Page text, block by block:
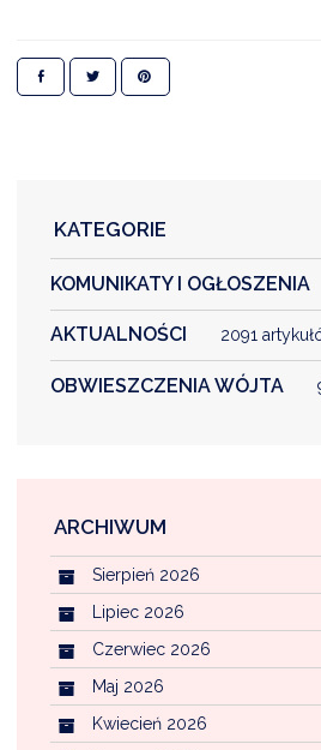
KATEGORIE
KOMUNIKATY I OGŁOSZENIA
AKTUALNOŚCI 2091
OBWIESZCZENIA WÓJTA
ARCHIWUM
Sierpień 2026
Lipiec 2026
Czerwiec 2026
Maj 2026
Kwiecień 2026